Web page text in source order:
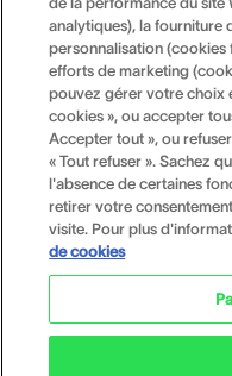
analytiques), la fourniture
personnalisation (cookies
efforts de marketing
pouvez gérer votre choix
cookies », ou accepter
Accepter tout », ou
« Tout refuser ». Sachez
l'absence de certaines
retirer votre
visite. Pour plus
de cookies